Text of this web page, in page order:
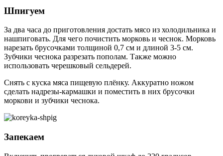
Шпигуем
За два часа до приготовления достать мясо из холодильника и
нашпиговать. Для чего почистить морковь и чеснок. Морковь
нарезать брусочками толщиной 0,7 см и длиной 3-5 см.
Зубчики чеснока разрезать пополам. Также можно
использовать черешковый сельдерей.
Снять с куска мяса пищевую плёнку. Аккуратно ножом
сделать надрезы-кармашки и поместить в них брусочки
моркови и зубчики чеснока.
Запекаем